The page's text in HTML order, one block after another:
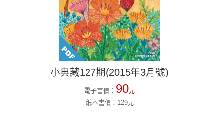
小典藏127期(2015年3月號)
電子書價： 90元
紙本書價：129元